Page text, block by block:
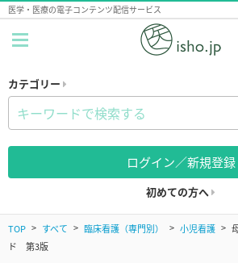
医学・医療の電子コンテンツ配信サービス
カテゴリー
ログイン／新規登録
初めての方へ
TOP すべて 臨床看護（専門別） 小児看護
ド 第3版